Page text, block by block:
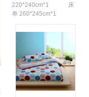
220*240cm*1 床
单 260*245cm*1
适合...